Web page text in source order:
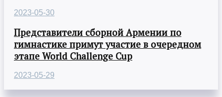
2023-05-30
Представители сборной Армении по
гимнастике примут участие в очередном
этапе World Challenge Cup
2023-05-29